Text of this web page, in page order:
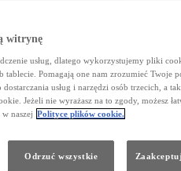
witrynę
usług, dlatego wykorzystujemy pliki
Pomagają one nam zrozumieć Twoje
usług i narzędzi osób trzecich, a
Jeżeli nie wyrażasz na to zgody, możesz
naszej Polityce plików cookie.
Odrzuć wszystkie